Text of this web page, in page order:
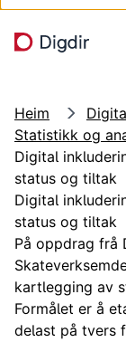
Heim
Statistikk og
Digital
status og tiltak
Digital
status og tiltak
På oppdrag frå
kartlegging av
Formålet er å
delast på tvers